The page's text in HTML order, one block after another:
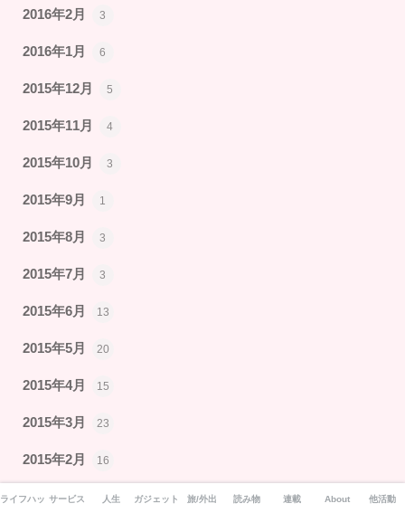
2016年2月 3
2016年1月 6
2015年12月 5
2015年11月 4
2015年10月 3
2015年9月 1
2015年8月 3
2015年7月 3
2015年6月 13
2015年5月 20
2015年4月 15
2015年3月 23
2015年2月 16
2015年1月 17
ライフハックサービス 人生 ガジェット 旅/外出 読み物 連載 About 他活動